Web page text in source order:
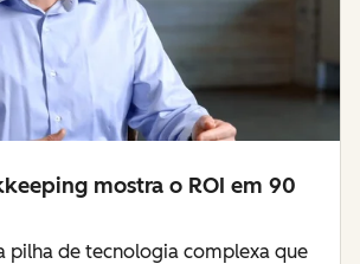
mostra o ROI em 90
pilha de tecnologia complexa que